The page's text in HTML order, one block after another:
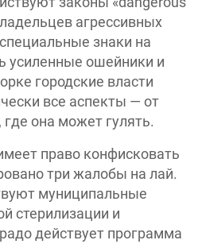
агрессивных
знаки на
усиленные ошейники и
городские власти
все аспекты — от
она может гулять.
право конфисковать
три жалобы на лай.
муниципальные
стерилизации и
действует программа